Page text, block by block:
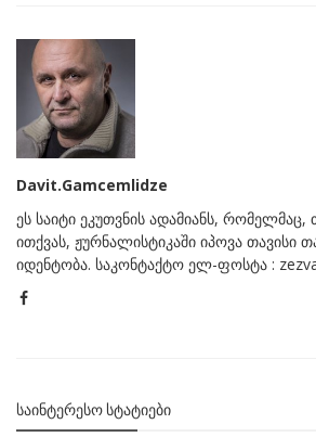
Davit.Gamcemlidze
ეს საიტი ეკუთვნის ადამიანს, რომელმაც,
ითქვას, ჟურნალისტიკაში იპოვა თავისი
იდენტობა. საკონტაქტო ელ-ფოსტა :
ᲡᲐᲘᲜᲢᲔᲠᲔᲡᲝ ᲡᲢᲐᲢᲘᲔᲑᲘ